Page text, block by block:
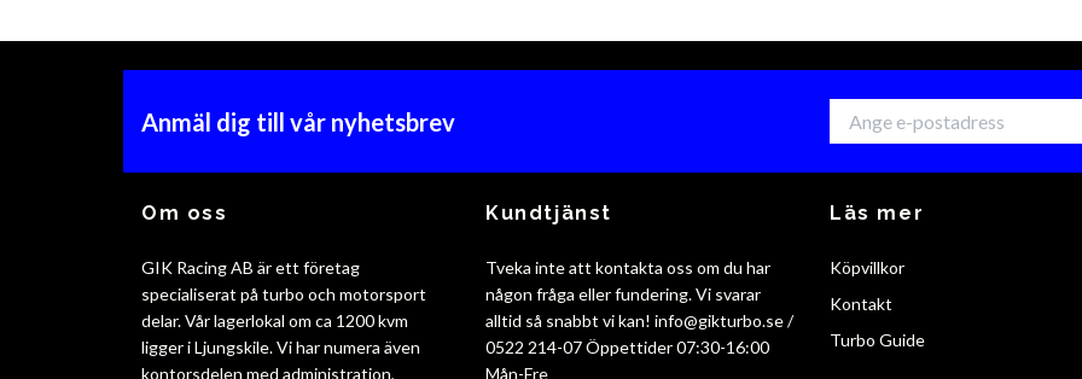
Anmäl dig till vår nyhetsbrev
Om oss
GIK Racing AB är ett företag
specialiserat på turbo och motorsport
delar. Vår lagerlokal om ca 1200 kvm
ligger i Ljungskile. Vi har numera även
kontorsdelen med administration,
Kundtjänst
Tveka inte att kontakta oss om du har
någon fråga eller fundering. Vi svarar
alltid så snabbt vi kan! info@gikturbo.se/
0522 214-07 Öppettider 07:30-16:00
Mån-Fre
Läs mer
Köpvillkor
Kontakt
Turbo Guide